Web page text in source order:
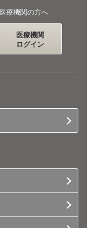
医療機関の方へ
医療機関
ログイン